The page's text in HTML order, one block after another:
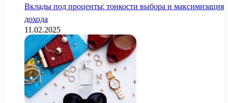
Вклады под проценты: тонкости выбора и максимизация
дохода
11.02.2025